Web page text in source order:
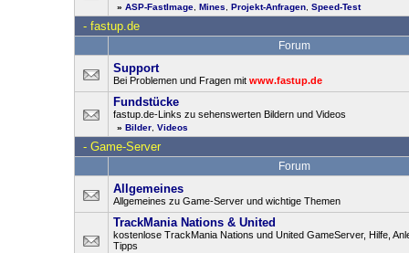
» ASP-FastImage, Mines Projekt-Anfragen, Speed-Test
- fastup.de
Forum
Support
Bei Problemen und Fragen mit www.fastup.de
Fundstücke
fastup.de-Links zu sehenswerten Bildern und Videos
» Bilder, Videos
- Game-Server
Forum
Allgemeines
Allgemeines zu Game-Server und wichtige Themen
TrackMania Nations & United
kostenlose TrackMania Nations und United GameServer, Hilfe,
Tipps